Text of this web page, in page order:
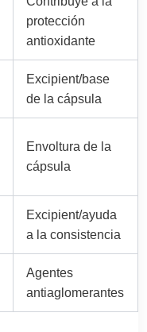
protección
antioxidante
Excipient/base
de la cápsula
Envoltura de la
cápsula
Excipient/ayuda
a la consistencia
Agentes
antiaglomerantes